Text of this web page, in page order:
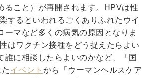
ること）が再開されます。HPVは性
するといわれるごくありふれたウイ
マなど多くの病気の原因となりま
はワクチン接種をどう捉えたらよい
に相談したらよいのかなど、「国
イベント から「ウーマンヘルスケア